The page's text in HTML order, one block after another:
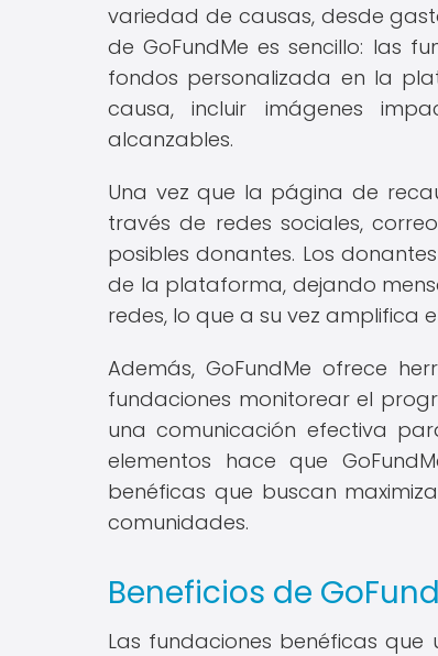
variedad de causas, desde
de GoFundMe es sencillo: las
fondos personalizada en la
causa, incluir imágenes
alcanzables.
Una vez que la página de
través de redes sociales,
posibles donantes. Los
de la plataforma, dejando
redes, lo que a su vez amplifica
Además, GoFundMe ofrece
fundaciones monitorear el
una comunicación efectiva
elementos hace que
benéficas que buscan
comunidades.
Beneficios de
Las fundaciones benéficas